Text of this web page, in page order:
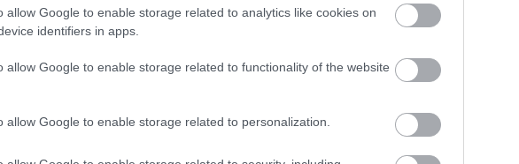
allow Google to enable storage related to analytics like cookies on
identifiers in apps.
allow Google to enable storage related to functionality of the website
allow Google to enable storage related to personalization.